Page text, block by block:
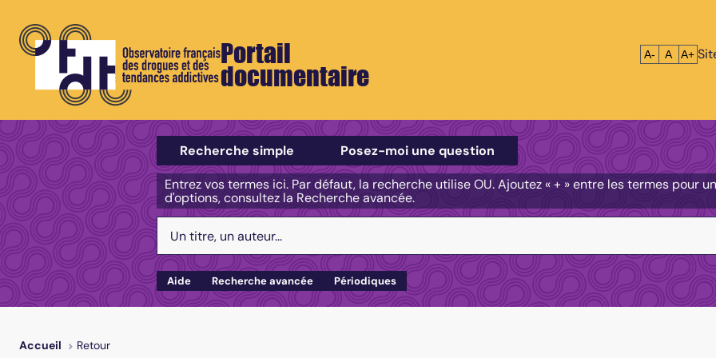
Portail
documentaire
Réduire le
A- A A+
Sélectionner un type de recherche
Recherche simple
Posez-moi une question
Entrez vos termes ici. Par défaut, la recherche utilise OU. Ajoutez « + » entre les termes pour
d'options, consultez la Recherche avancée.
Aide Recherche avancée Périodiques
Accueil Retour